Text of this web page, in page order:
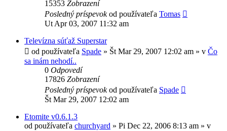
15353 Zobrazení
Posledný príspevokod používateľa Tomas
Ut Apr 03, 2007 11:32 am
Televízna súťaž Superstar
od používateľa Spade » Št Mar 29, 2007 12:02 am » v Čo
sa inám nehodí..
0 Odpovedí
17826 Zobrazení
Posledný príspevokod používateľa Spade
Št Mar 29, 2007 12:02 am
Etomite v0.6.1.3
od používateľa churchyard » Pi Dec 22, 2006 8:13 am » v